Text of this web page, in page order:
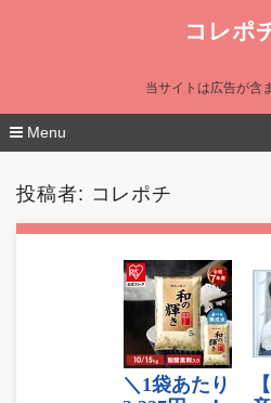
コレポ
当サイトは広告が含
Menu
投稿者: コレポチ